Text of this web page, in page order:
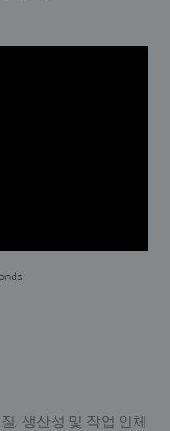
, 생산성 및 작업 인체